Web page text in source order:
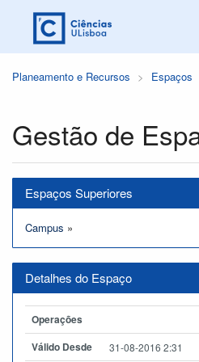
Planeamento e Recursos Espaços
Gestão de
Espaços Superiores
Campus »
Detalhes do Espaço
Operações
Válido Desde
31-08-2016 2:31